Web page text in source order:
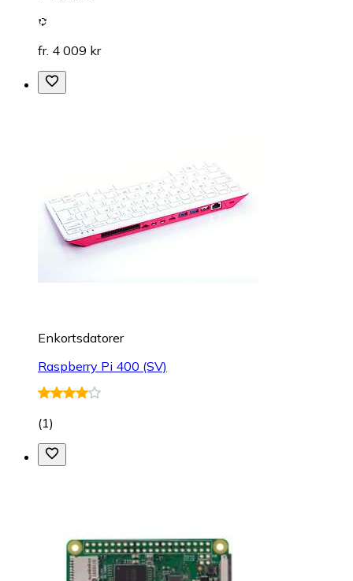
fr. 4 009 kr
Enkortsdatorer
Raspberry Pi 400 (SV)
(1)